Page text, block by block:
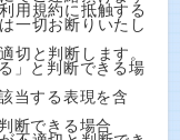
用規約に抵触する
一切お断りいたし
切と判断します。
」と判断できる場
当する表現を含
断できる場合